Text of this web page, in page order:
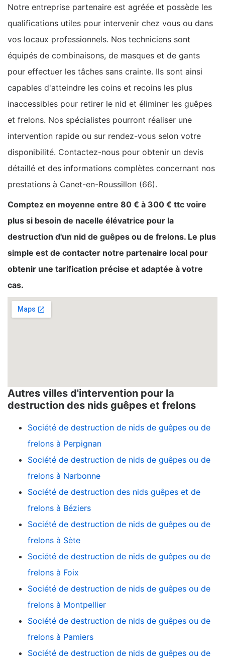
Notre entreprise partenaire est agréée et possède les
qualifications utiles pour intervenir chez vous ou dans
vos locaux professionnels. Nos techniciens sont
équipés de combinaisons, de masques et de gants
pour effectuer les tâches sans crainte. Ils sont ainsi
capables d'atteindre les coins et recoins les plus
inaccessibles pour retirer le nid et éliminer les guêpes
et frelons. Nos spécialistes pourront réaliser une
intervention rapide ou sur rendez-vous selon votre
disponibilité. Contactez-nous pour obtenir un devis
détaillé et des informations complètes concernant nos
prestations à Canet-en-Roussillon (66).
Comptez en moyenne entre 80 € à 300 € ttc voire
plus si besoin de nacelle élévatrice pour la
destruction d'un nid de guêpes ou de frelons. Le plus
simple est de contacter notre partenaire local pour
obtenir une tarification précise et adaptée à votre
cas.
Autres villes d'intervention pour la
destruction des nids guêpes et frelons
Société de destruction de nids de guêpes ou de
frelons à Perpignan
Société de destruction de nids de guêpes ou de
frelons à Narbonne
Société de destruction des nids guêpes et de
frelons à Béziers
Société de destruction de nids de guêpes ou de
frelons à Sète
Société de destruction de nids de guêpes ou de
frelons à Foix
Société de destruction de nids de guêpes ou de
frelons à Montpellier
Société de destruction de nids de guêpes ou de
frelons à Pamiers
Société de destruction de nids de guêpes ou de